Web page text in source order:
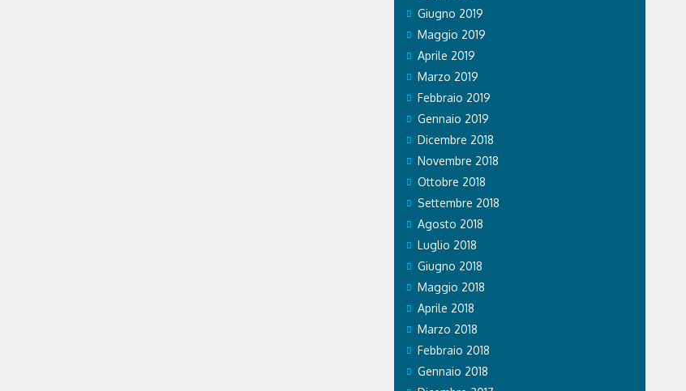
Giugno 2019
Maggio 2019
Aprile 2019
Marzo 2019
Febbraio 2019
Gennaio 2019
Dicembre 2018
Novembre 2018
Ottobre 2018
Settembre 2018
Agosto 2018
Luglio 2018
Giugno 2018
Maggio 2018
Aprile 2018
Marzo 2018
Febbraio 2018
Gennaio 2018